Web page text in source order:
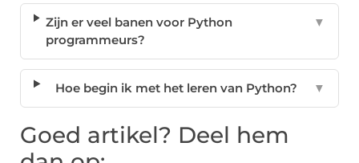
Zijn er veel banen voor Python
programmeurs?
▼
Hoe begin ik met het leren van Python? ▼
Goed artikel? Deel hem